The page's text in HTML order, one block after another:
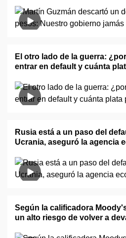
El otro lado de la guerra:
entrar en default y cuánta
Rusia está a un paso del
Ucrania, aseguró la agencia
Según la calificadora
un alto riesgo de volver a